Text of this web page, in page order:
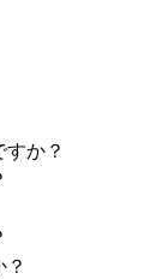
か？